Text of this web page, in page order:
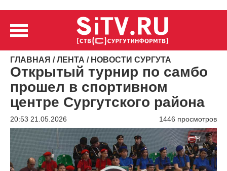
ГЛАВНАЯ /ЛЕНТА / НОВОСТИ СУРГУТА
Открытый турнир по самбо
прошел в спортивном
центре Сургутского района
20:53 21.05.2026 1446 просмотров
Видеоплеер